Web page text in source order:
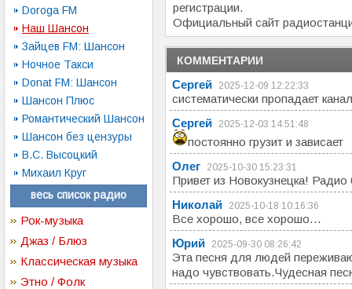
Doroga FM
Наш Шансон
Зайцев FM: Шансон
Ночное Такси
Donat FM: Шансон
Шансон Плюс
Романтический Шансон
Шансон без цензуры
В.С. Высоцкий
Михаил Круг
весь список радио
Рок-музыка
Джаз / Блюз
Классическая музыка
Этно / Фолк
регистрации.
Официальный сайт
КОММЕНТАРИИ
Сергей 2025-12-09 12:22:33
систематически пропадает
Сергей
2025-12-03 14:51:48
постоянно грузит и зависает
Олег
2025-10-30 15:23:31
Привет из Новокузнецка!
Николай
2025-10-18 10:16:36
Все хорошо, все хорошо...
Юрий
2025-09-30 08:26:42
Эта песня для людей
надо чувствовать.Чудесная